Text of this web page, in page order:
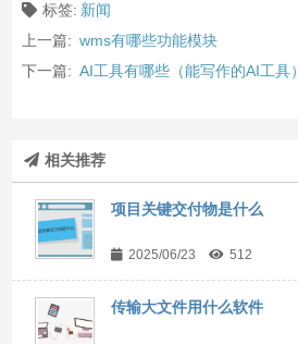
标签: 新闻
上一篇: wms有哪些功能模块
下一篇: AI工具有哪些（能写作的AI工具）
相关推荐
项目关键交付物是什么
2025/06/23 512
传输大文件用什么软件